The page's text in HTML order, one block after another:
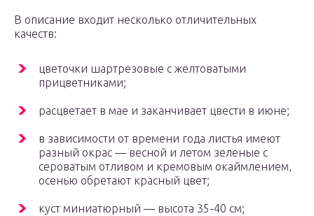
В описание входит несколько отличительных
качеств:
цветочки шартрезовые с желтоватыми
прицветниками;
расцветает в мае и заканчивает цвести в июне;
в зависимости от времени года листья имеют
разный окрас — весной и летом зеленые с
сероватым отливом и кремовым окаймлением,
осенью обретают красный цвет;
куст миниатюрный — высота 35-40 см;